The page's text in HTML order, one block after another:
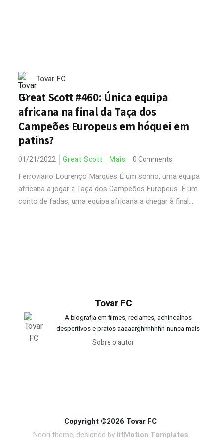
Tovar FC
Great Scott #460: Única equipa
africana na final da Taça dos
Campeões Europeus em hóquei em
patins?
01/21/2022 Great Scott Mais 0 Comments
Ferroviário Lourenço Marques É um sonho, uma equipa
africana a jogar a Taça dos Campeões Europeus. É um
conto de fadas, uma equipa africana a chegar à final...
Tovar FC
A biografia em filmes, reclames, achincalhos
desportivos e pratos aaaaarghhhhhhh-nunca-mais
Sobre o autor
Copyright ©2026 Tovar FC
Neori theme, designed by litMotion Templates